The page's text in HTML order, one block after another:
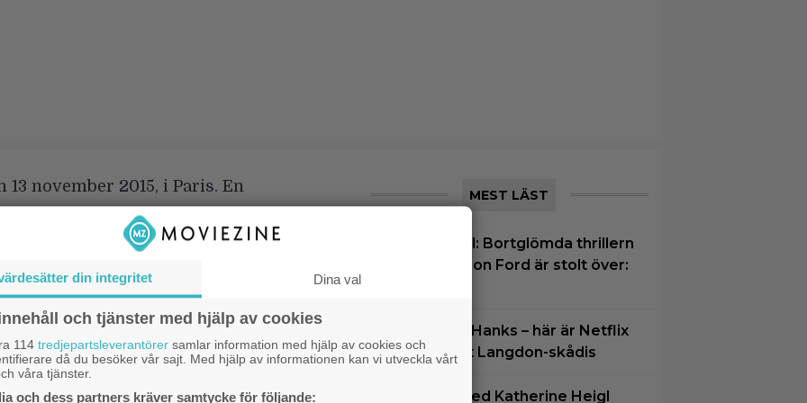
13 november 2015, i Paris. En
mellan Frankrike och Tyskland
Frankrike ser ut att vinna. Landets
lever sina liv som vanligt, just nu
av den stundande segern. Även
befinner sig i en bekväm lunk,
ett flertal terroristaktioner hastigt börjar
in. Självmordsbombare och ett flertal
MEST LÄST
På TV ikväll: Bortglömda thrillern
som Harrison Ford är stolt över:
Glöm Tom Hanks – här är Netflix
nya Robert Langdon-skådis
Thrillern med Katherine Heigl
din integritet Dina val
och tjänster med hjälp av cookies
114 tredjepartsleverantörer samlar information med hjälp av cookies och
då du besöker vår sajt. Med hjälp av informationen kan vi utveckla vårt
våra tjänster.
och dess partners kräver samtycke för följande: